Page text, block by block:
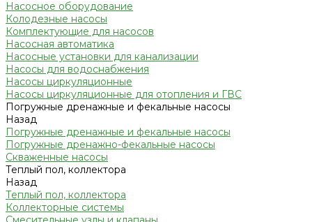
Насосное оборудование
Колодезные насосы
Комплектующие для насосов
Насосная автоматика
Насосные установки для канализации
Насосы для водоснабжения
Насосы циркуляционные
Насосы циркуляционные для отопления и ГВС
Погружные дренажные и фекальные насосы
Назад
Погружные дренажные и фекальные насосы
Погружные дренажно-фекальные насосы
Скваженные насосы
Теплый пол, коллектора
Назад
Теплый пол, коллектора
Коллекторные системы